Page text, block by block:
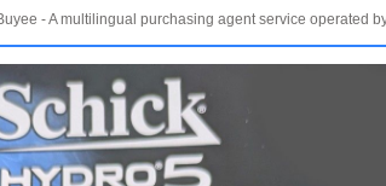
- A multilingual purchasing agent service operated